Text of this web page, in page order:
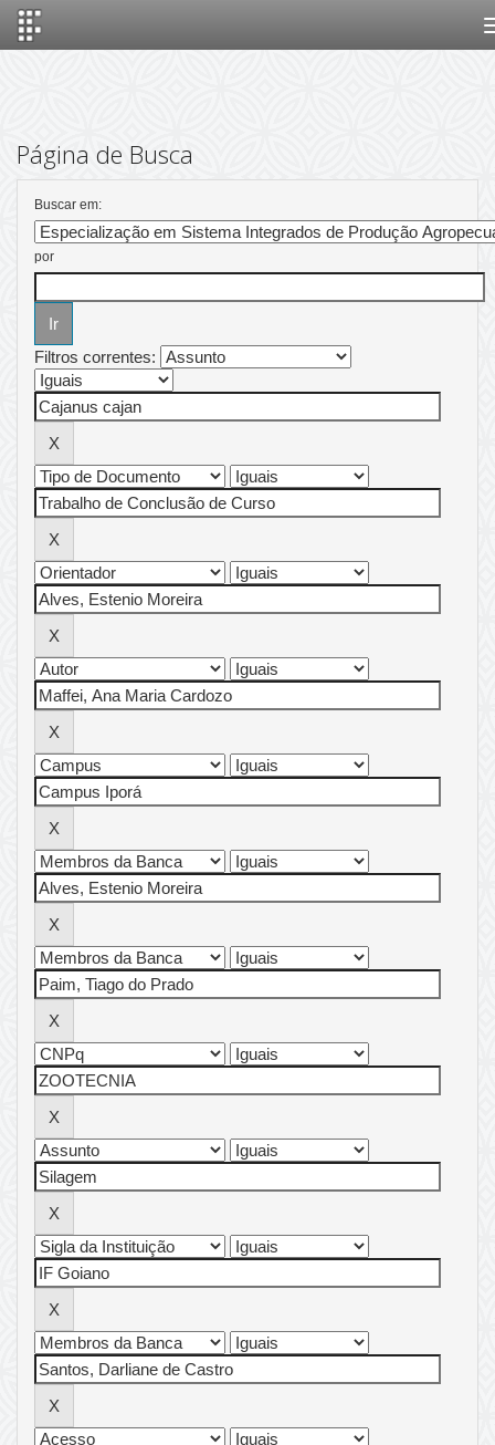
Página de Busca
Buscar em:
por
Filtros correntes: